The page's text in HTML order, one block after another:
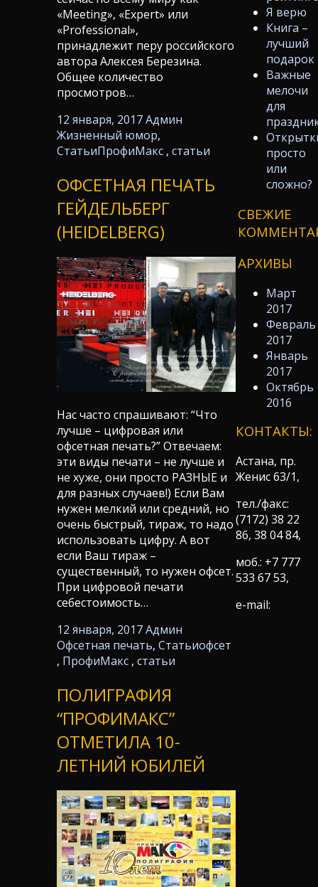
Я верю
Книга –
лучший
подарок
Важные
мелочи
для
просто
или
сложно?
СВЕЖИЕ
АРХИВЫ
Март
2017
Февраль
2017
Январь
2017
Октябрь
2016
«Meeting», «Expert» или
«Professional»,
принадлежит перу российского
автора Алексея Березина.
Общее количество
просмотров…
12 января, 2017 Админ
Жизненный юмор,
СтатьиПрофиМакс, статьи
ОФСЕТНАЯ ПЕЧАТЬ
ГЕЙДЕЛЬБЕРГ
(HEIDELBERG)
Нас часто спрашивают: “Что
лучше – цифровая или
офсетная печать?” Отвечаем:
эти виды печати – не лучше и
не хуже, они просто РАЗНЫЕ и
для разных случаев!) Если Вам
нужен мелкий или средний, но
очень быстрый, тираж, то надо
использовать цифру. А вот
если Ваш тираж –
существенный, то нужен офсет.
При цифровой печати
себестоимость…
12 января, 2017 Админ
Офсетная печать, Статьиофсет
, ПрофиМакс, статьи
ПОЛИГРАФИЯ
“ПРОФИМАКС”
ОТМЕТИЛА 10-
ЛЕТНИЙ ЮБИЛЕЙ
КОНТАКТЫ:
Астана, пр.
Женис 63/1,
тел./факс:
(7172) 38 22
86, 38 04 84,
моб.: +7 777
533 67 53,
e-mail: